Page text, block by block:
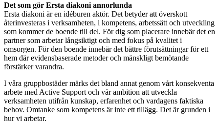
Det som gör Ersta diakoni annorlunda
Ersta diakoni är en idéburen aktör. Det betyder att överskott
återinvesteras i verksamheten, i kompetens, arbetssätt och utveckling
som kommer de boende till del. För dig som placerare innebär det en
partner som arbetar långsiktigt och med fokus på kvalitet i
omsorgen. För den boende innebär det bättre förutsättningar för ett
hem där evidensbaserade metoder och mänskligt bemötande
förstärker varandra.
I våra gruppbostäder märks det bland annat genom vårt konsekventa
arbete med Active Support och vår ambition att utveckla
verksamheten utifrån kunskap, erfarenhet och vardagens faktiska
behov. Omtanke som kompetens är inte ett tillägg. Det är grunden i
hur vi arbetar.